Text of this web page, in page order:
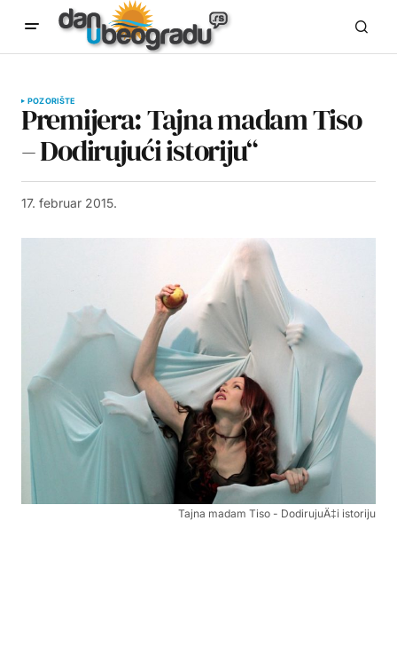
POZORIŠTE
Premijera: Tajna madam Tiso
– Dodirujući istoriju“
17. februar 2015.
Tajna madam Tiso - DodirujuÄ‡i istoriju